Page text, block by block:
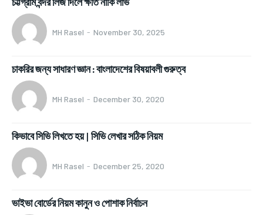
MH Rasel - November 30, 2025
চাকরির জন্য সাধারণ জ্ঞান : বাংলাদেশের বিষয়াবলী গুরুত্ব
MH Rasel - December 30, 2020
কিভাবে সিভি লিখতে হয় | সিভি লেখার সঠিক নিয়ম
MH Rasel - December 25, 2020
ভাইভা বোর্ডের নিয়ম কানুন ও পোশাক নির্বাচন